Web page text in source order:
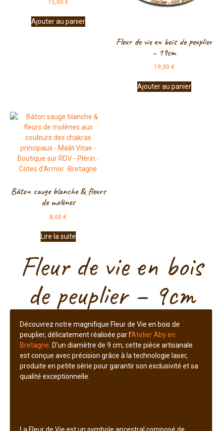
15,00 €
Ajouter au panier
Fleur de vie en bois de peuplier
– 19cm
19,00 €
Ajouter au panier
Bâton sauge blanche & fleurs
de molènes
8,00 €
Lire la suite
Fleur de vie en bois
de peuplier – 9cm
Découvrez notre magnifique Fleur de Vie en bois de
peuplier, délicatement réalisée par l’Atelier Aby en
Bretagne . D’un diamètre de 9 cm, cette pièce artisanale
est conçue avec précision grâce à la technologie laser,
produite en petite série pour garantir son exclusivité et sa
qualité exceptionnelle.